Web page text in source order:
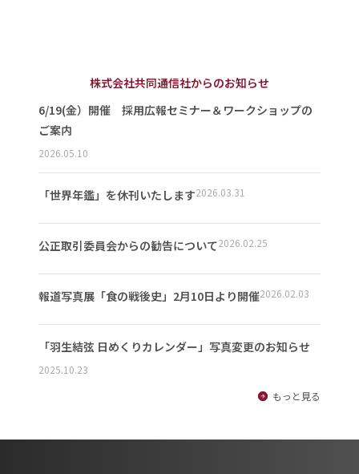
株式会社共同通信社からのお知らせ
6/19(金）開催 採用広報セミナー＆ワークショップの
ご案内
2026.05.10
「世界年鑑」を休刊いたします2026.03.31
公正取引委員会からの勧告について2026.02.25
報道写真展「食の戦後史」2月10日より開催2026.02.03
「羽生結弦 日めくりカレンダー」写真変更のお知らせ
2025.10.23
もっと見る